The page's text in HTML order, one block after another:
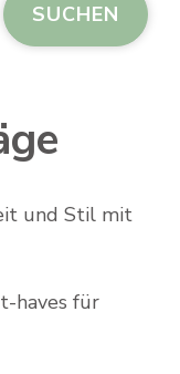
SUCHEN
und Stil mit
haves für